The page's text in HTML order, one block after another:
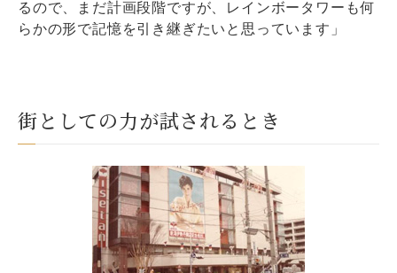
るので、まだ計画段階ですが、レインボータワーも何
らかの形で記憶を引き継ぎたいと思っています」
街としての力が試されるとき